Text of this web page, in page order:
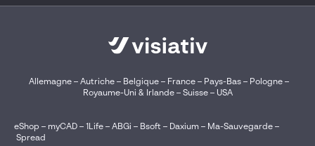
Allemagne– Autriche– Belgique – France– Pays-Bas– Pologne–
Royaume-Uni & Irlande– Suisse– USA
eShop – myCAD – 1Life – ABGi – Bsoft – Daxium – Ma-Sauvegarde –
Spread